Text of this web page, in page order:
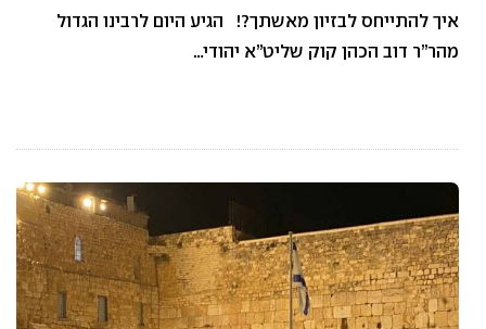
איך להתייחס לבזיון מאשתך?! הגיע היום לרבינו הגדול
מהר”ר דוב הכהן קוק שליט”א יהודי…